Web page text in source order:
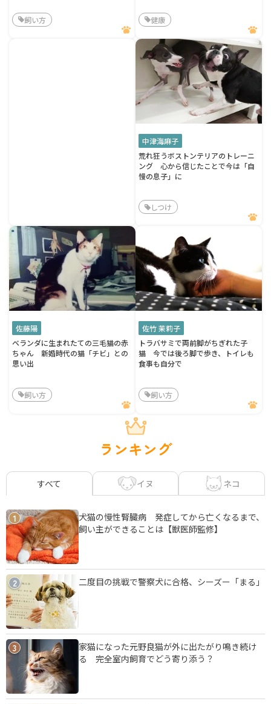
飼い方 健康
中津海麻子
荒れ狂うボストンテリアのトレーニ
ング 心から信じたことで今は「自
慢の息子」に
しつけ
佐藤陽
ベランダに生まれたての三毛猫の赤
ちゃん 新婚時代の猫「チビ」との
思い出
飼い方
佐竹 茉莉子
トラバサミで両前脚がちぎれた子
猫 今では後ろ脚で歩き、トイレも
食事も自分で
飼い方
ランキング
すべて イヌ ネコ
1
犬猫の慢性腎臓病 発症してから亡くなるまで、
飼い主ができることは【獣医師監修】
2 二度目の挑戦で警察犬に合格、シーズー「まる」
3
家猫になった元野良猫が外に出たがり鳴き続け
る 完全室内飼育でどう寄り添う？